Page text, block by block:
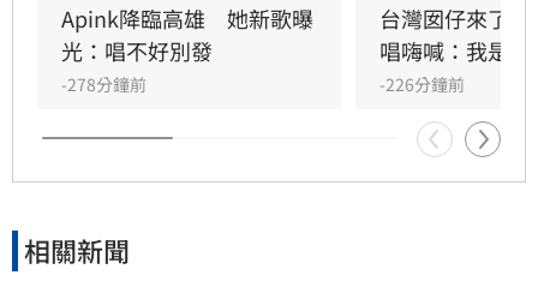
熱情應援，尖叫與歡呼聲一路未停，最後由
HIGHLIGHT壓軸接管舞台，將現場氣氛推向最高
潮。
Apink降臨高雄　她新歌曝
光：唱不好別發
-278分鐘前
台灣囡仔來了
唱嗨喊：我是誰
-226分鐘前
相關新聞